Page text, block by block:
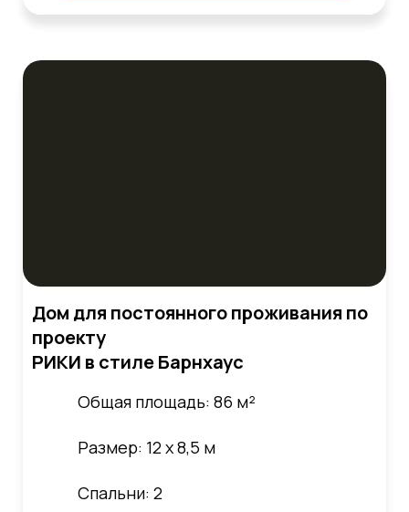
Дом для постоянного проживания по
проекту
РИКИ в стиле Барнхаус
Общая площадь: 86 м²
Размер: 12 х 8,5 м
Спальни: 2